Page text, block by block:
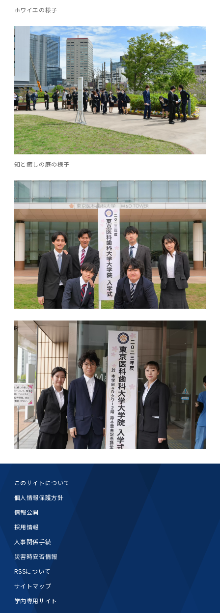
ホワイエの様子
知と癒しの庭の様子
このサイトについて
個人情報保護方針
情報公開
採用情報
人事関係手続
災害時安否情報
RSSについて
サイトマップ
学内専用サイト